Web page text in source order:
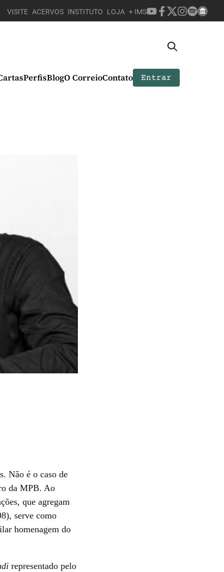
VISITE ACERVOS INSTITUTO LOJA + IMS
PerfisBlogO CorreioContato Entrar
Não é o caso de
da MPB. Ao
que agregam
serve como
homenagem do
representado pelo